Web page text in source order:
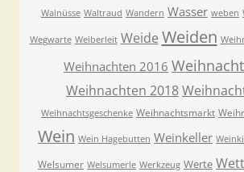
Walnüsse Waltraud Wandern Wasser weben
Wegwarte Weiberleit Weide Weiden
Weihnachten 2016
Weihnachten 2018
Weihnachtsgeschenke Weihnachtsmarkt
Wein Wein Hagebutten Weinkeller
Welsumer Welsumerle Werkzeug Werte